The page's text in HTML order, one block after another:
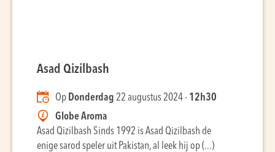
Asad Qizilbash
Op Donderdag 22 augustus 2024 - 12h30
Globe Aroma
Asad Qizilbash Sinds 1992 is Asad Qizilbash de
enige sarod speler uit Pakistan, al leek hij op (...)